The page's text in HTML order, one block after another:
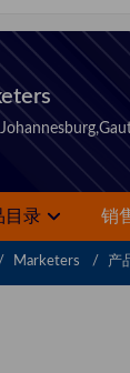
目录 销
Marketers 产